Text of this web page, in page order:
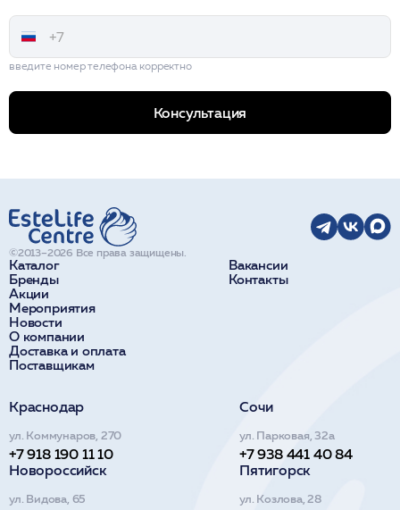
введите номер телефона корректно
Консультация
Каталог
Бренды
Акции
Мероприятия
Новости
О компании
Доставка и оплата
Поставщикам
Вакансии
Контакты
©2013–2026 Все права защищены.
Краснодар
ул. Коммунаров, 270
+7 918 190 11 10
Сочи
ул. Парковая, 32а
+7 938 441 40 84
Новороссийск
ул. Видова, 65
Пятигорск
ул. Козлова, 28